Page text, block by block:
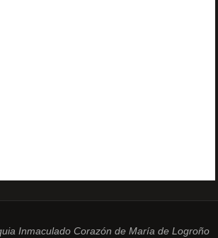
Inmaculado Corazón de María de Logroño